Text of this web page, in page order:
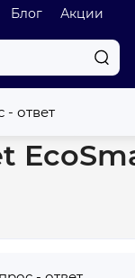
Блог Акции
- ответ